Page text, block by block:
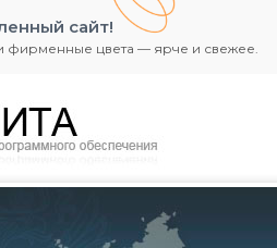
сайт!
фирменные цвета — ярче и свежее.